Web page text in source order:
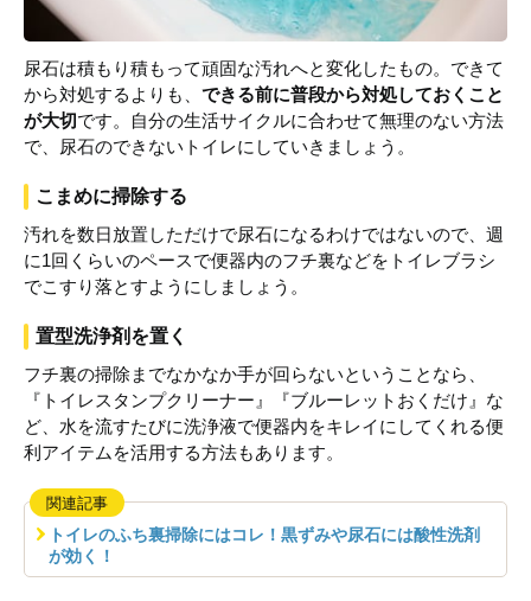
尿石は積もり積もって頑固な汚れへと変化したもの。できて
から対処するよりも、 できる前に普段から対処しておくこと
が大切です。自分の生活サイクルに合わせて無理のない方法
で、尿石のできないトイレにしていきましょう。
こまめに掃除する
汚れを数日放置しただけで尿石になるわけではないので、週
に1回くらいのペースで便器内のフチ裏などをトイレブラシ
でこすり落とすようにしましょう。
置型洗浄剤を置く
フチ裏の掃除までなかなか手が回らないということなら、
『トイレスタンプクリーナー』『ブルーレットおくだけ』な
ど、水を流すたびに洗浄液で便器内をキレイにしてくれる便
利アイテムを活用する方法もあります。
関連記事
トイレのふち裏掃除にはコレ！黒ずみや尿石には酸性洗剤
が効く！